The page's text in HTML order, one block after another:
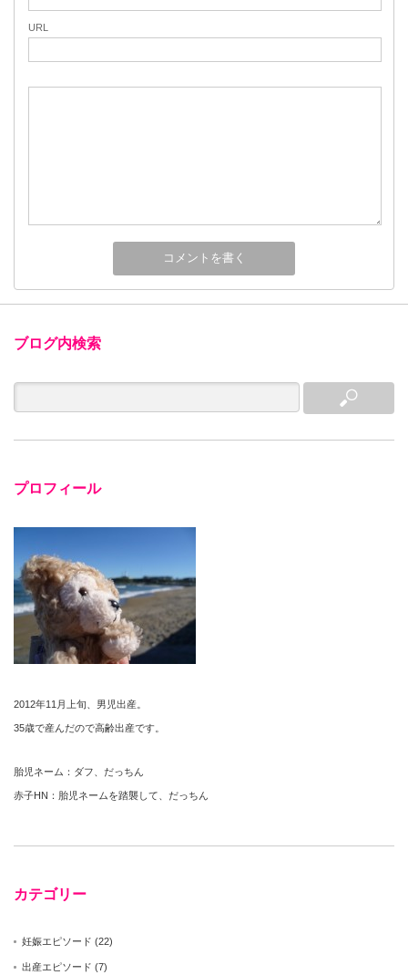
URL
ブログ内検索
プロフィール
2012年11月上旬、男児出産。
35歳で産んだので高齢出産です。
胎児ネーム：ダフ、だっちん
赤子HN：胎児ネームを踏襲して、だっちん
カテゴリー
妊娠エピソード (22)
出産エピソード (7)